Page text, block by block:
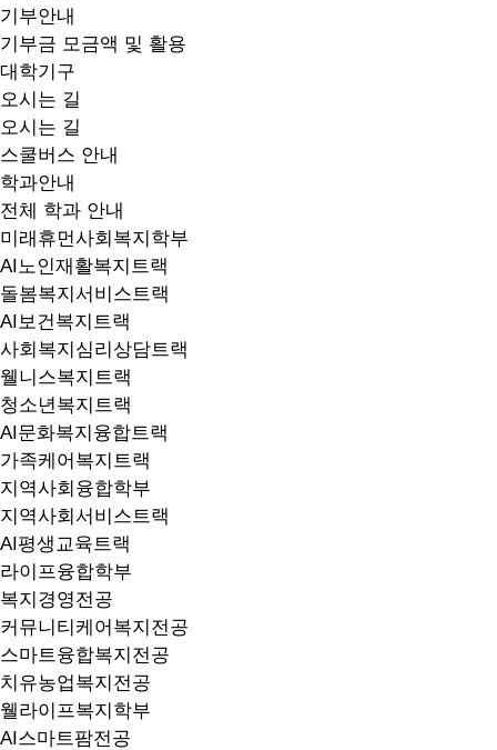
기부안내
기부금 모금액 및 활용
대학기구
오시는 길
오시는 길
스쿨버스 안내
학과안내
전체 학과 안내
미래휴먼사회복지학부
AI노인재활복지트랙
돌봄복지서비스트랙
AI보건복지트랙
사회복지심리상담트랙
웰니스복지트랙
청소년복지트랙
AI문화복지융합트랙
가족케어복지트랙
지역사회융합학부
지역사회서비스트랙
AI평생교육트랙
라이프융합학부
복지경영전공
커뮤니티케어복지전공
스마트융합복지전공
치유농업복지전공
웰라이프복지학부
AI스마트팜전공